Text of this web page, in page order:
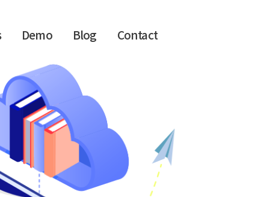
Demo Blog Contact